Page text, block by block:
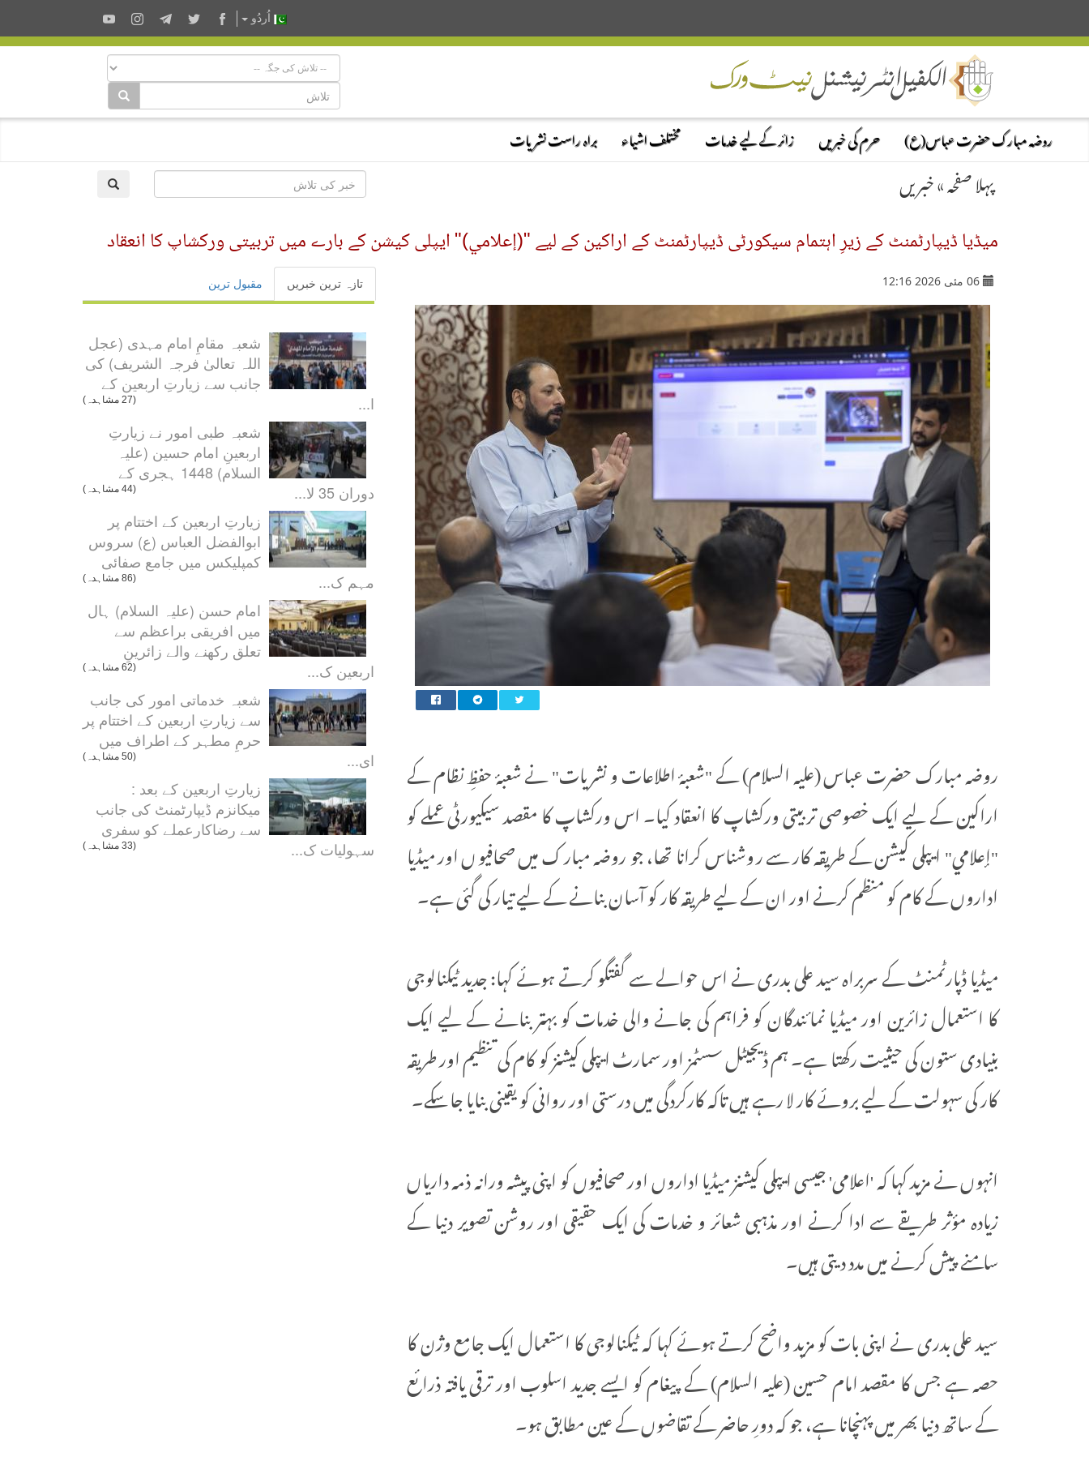
اُردُو
روضہ مبارک حضرت عباس(ع) حرم کی خبریں زائر کے لیے خدمات مختلف اشیاء براہ راست نشریات
پہلا صفحہ»خبریں
میڈیا ڈیپارٹمنٹ کے زیرِ اہتمام سیکورٹی ڈیپارٹمنٹ کے اراکین کے لیے "(إعلامي)" ایپلی کیشن کے بارے میں تربیتی ورکشاپ کا انعقاد
06 مئی 2026 12:16
روضہ مبارک حضرت عباس (علیہ السلام) کے "شعبۂ اطلاعات و نشریات" نے شعبۂ حفظِ نظام کے
اراکین کے لیے ایک خصوصی تربیتی ورکشاپ کا انعقاد کیا۔ اس ورکشاپ کا مقصد سیکیورٹی عملے کو
"إعلامي" ایپلی کیشن کے طریقہ کار سے روشناس کرانا تھا، جو روضہ مبارک میں صحافیوں اور میڈیا
اداروں کے کام کو منظم کرنے اور ان کے لیے طریقہ کار کو آسان بنانے کے لیے تیار کی گئی ہے۔
میڈیا ڈپارٹمنٹ کے سربراہ سید علی بدری نے اس حوالے سے گفتگو کرتے ہوئے کہا: جدید ٹیکنالوجی
کا استعمال زائرین اور میڈیا نمائندگان کو فراہم کی جانے والی خدمات کو بہتر بنانے کے لیے ایک
بنیادی ستون کی حیثیت رکھتا ہے۔ ہم ڈیجیٹل سسٹمز اور سمارٹ ایپلی کیشنز کو کام کی تنظیم اور طریقہ
کار کی سہولت کے لیے بروئے کار لا رہے ہیں تاکہ کارکردگی میں درستی اور روانی کو یقینی بنایا جا سکے۔
انہوں نے مزید کہا کہ 'اعلامی' جیسی ایپلی کیشنز میڈیا اداروں اور صحافیوں کو اپنی پیشہ ورانہ ذمہ داریاں
زیادہ مؤثر طریقے سے ادا کرنے اور مذہبی شعائر و خدمات کی ایک حقیقی اور روشن تصویر دنیا کے
سامنے پیش کرنے میں مدد دیتی ہیں۔
سید علی بدری نے اپنی بات کو مزید واضح کرتے ہوئے کہا کہ ٹیکنالوجی کا استعمال ایک جامع وژن کا
حصہ ہے جس کا مقصد امام حسین (علیہ السلام) کے پیغام کو ایسے جدید اسلوب اور ترقی یافتہ ذرائع
کے ساتھ دنیا بھر میں پہنچانا ہے، جو کہ دورِ حاضر کے تقاضوں کے عین مطابق ہو۔
تازہ ترین خبریں مقبول ترین
شعبہ مقامِ امام مہدی (عجل
اللہ تعالیٰ فرجہ الشریف) کی
جانب سے زیارتِ اربعین کے
ا...
(27 مشاہدہ)
شعبہ طبی امور نے زیارتِ
اربعینِ امام حسین (علیہ
السلام) 1448 ہجری کے
دوران 35 لا...
(44 مشاہدہ)
زیارتِ اربعین کے اختتام پر
ابوالفضل العباس (ع) سروس
کمپلیکس میں جامع صفائی
مہم ک...
(86 مشاہدہ)
امام حسن (علیہ السلام) ہال
میں افریقی براعظم سے
تعلق رکھنے والے زائرینِ
اربعین ک...
(62 مشاہدہ)
شعبہ خدماتی امور کی جانب
سے زیارتِ اربعین کے اختتام پر
حرمِ مطہر کے اطراف میں
ای...
(50 مشاہدہ)
زیارتِ اربعین کے بعد :
میکانزم ڈیپارٹمنٹ کی جانب
سے رضاکارعملے کو سفری
سہولیات ک...
(33 مشاہدہ)